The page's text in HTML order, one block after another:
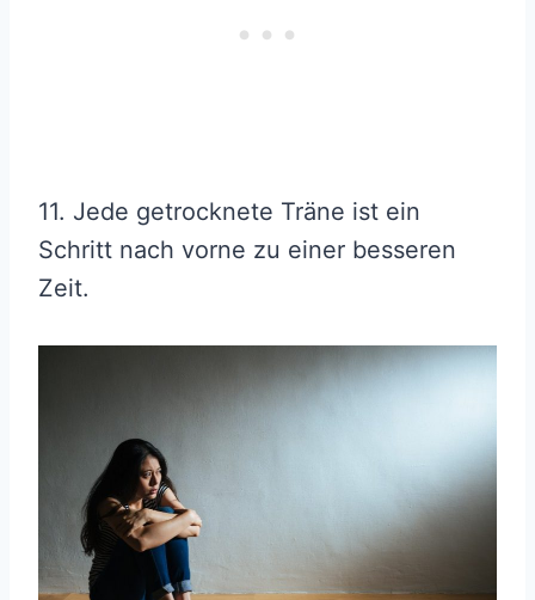
11. Jede getrocknete Träne ist ein
Schritt nach vorne zu einer besseren
Zeit.